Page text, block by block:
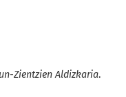
Zientzien Aldizkaria.